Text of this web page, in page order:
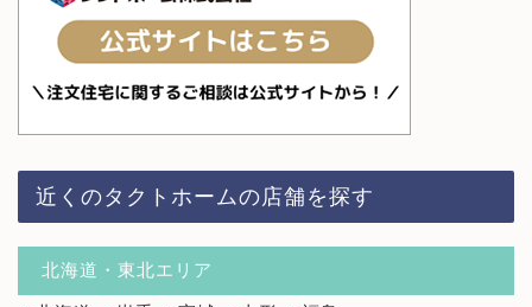
近くのタクトホームの店舗を探す
北海道・東北エリア